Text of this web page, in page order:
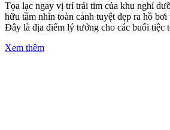
Tọa lạc ngay vị trí trái tim của khu nghỉ
hữu tầm nhìn toàn cảnh tuyệt đẹp ra hồ
Đây là địa điểm lý tưởng cho các buổi tiệc
Xem thêm